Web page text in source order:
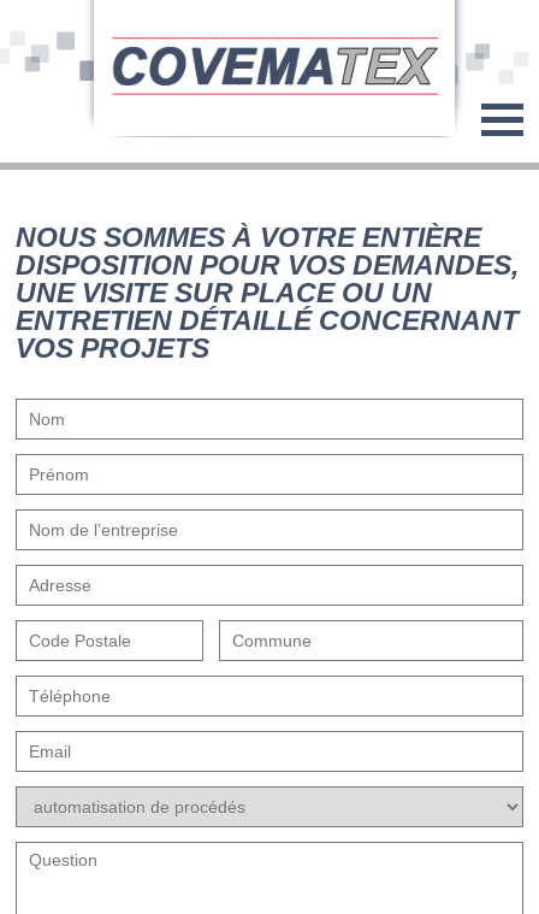
NOUS SOMMES À VOTRE ENTIÈRE
DISPOSITION POUR VOS DEMANDES,
UNE VISITE SUR PLACE OU UN
ENTRETIEN DÉTAILLÉ CONCERNANT
VOS PROJETS